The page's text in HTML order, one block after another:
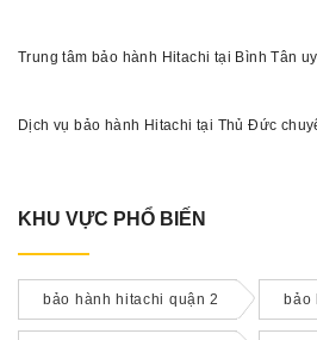
Trung tâm bảo hành Hitachi tại Bình Tân
Dịch vụ bảo hành Hitachi tại Thủ Đức
KHU VỰC PHỔ BIẾN
bảo hành hitachi quận 2 bảo